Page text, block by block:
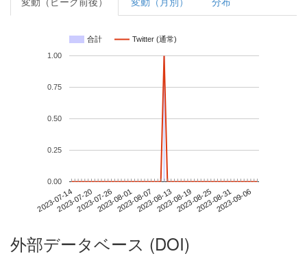
合計 Twitter (通常)
2023-07-142023-07-202023-07-262023-08-012023-08-072023-08-132023-08-192023-08-252023-08-312023-09-06
0.00
0.25
0.50
0.75
1.00
外部データベース (DOI)